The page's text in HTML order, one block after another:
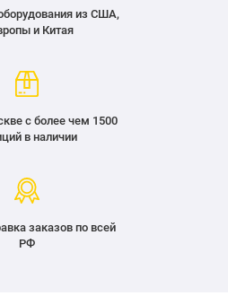
из США,
и Китая
с более чем 1500
в наличии
заказов по всей
РФ